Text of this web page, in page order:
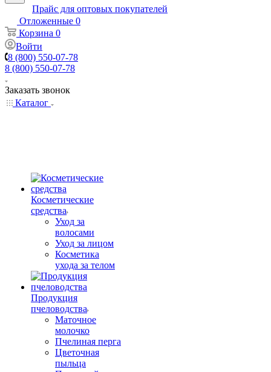
Прайс для оптовых покупателей
Отложенные 0
Корзина 0
Войти
8 (800) 550-07-78
8 (800) 550-07-78
Заказать звонок
Каталог
Косметические
средства
Уход за
волосами
Уход за лицом
Косметика
ухода за телом
Продукция
пчеловодства
Маточное
молочко
Пчелиная перга
Цветочная
пыльца